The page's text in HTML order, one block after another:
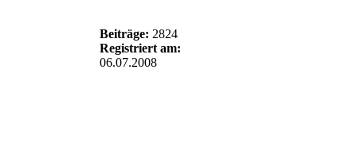
Beiträge: 2824
Registriert am:
06.07.2008